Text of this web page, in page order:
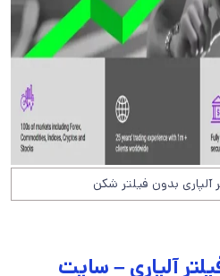
آلپاری بدون فیلتر شکن
آلپاری – سایت